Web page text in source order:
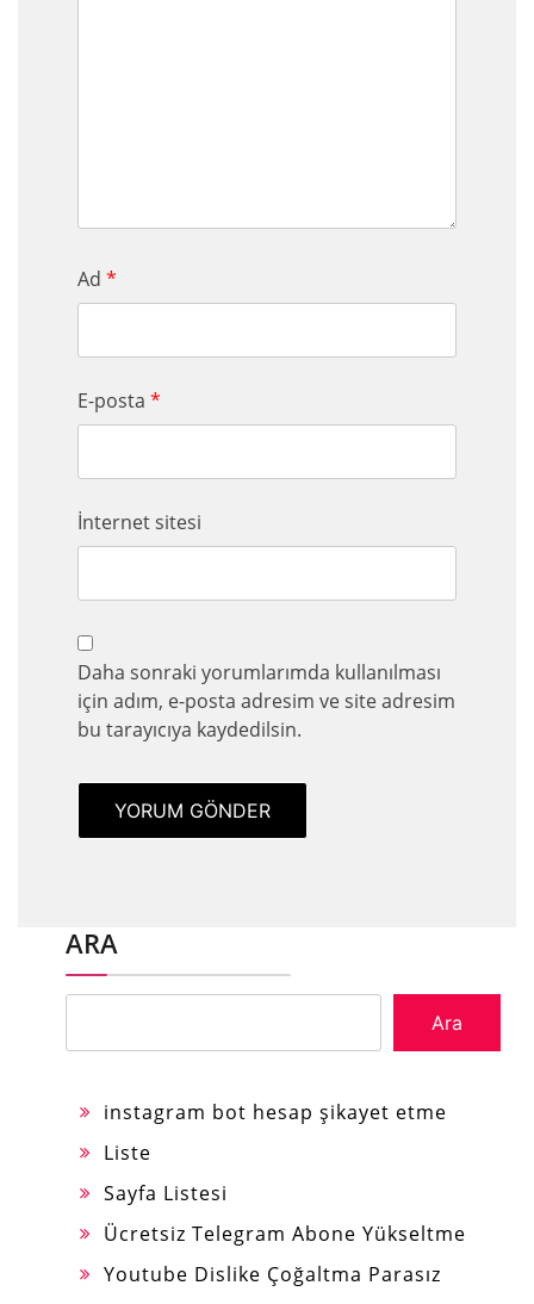
Ad *
E-posta *
İnternet sitesi
Daha sonraki yorumlarımda kullanılması
için adım, e-posta adresim ve site adresim
bu tarayıcıya kaydedilsin.
ARA
Ara
instagram bot hesap şikayet etme
Liste
Sayfa Listesi
Ücretsiz Telegram Abone Yükseltme
Youtube Dislike Çoğaltma Parasız